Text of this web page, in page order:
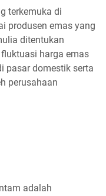
terkemuka di
produsen emas yang
ditentukan
harga emas
pasar domestik serta
perusahaan
adalah